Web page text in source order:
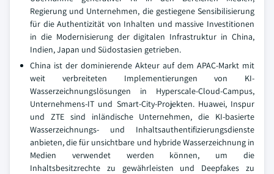
Regierung und Unternehmen, die gestiegene Sensibilisierung
für die Authentizität von Inhalten und massive Investitionen
in die Modernisierung der digitalen Infrastruktur in China,
Indien, Japan und Südostasien getrieben.
China ist der dominierende Akteur auf dem APAC-Markt mit
weit verbreiteten Implementierungen von KI-
Wasserzeichnungslösungen in Hyperscale-Cloud-Campus,
Unternehmens-IT und Smart-City-Projekten. Huawei, Inspur
und ZTE sind inländische Unternehmen, die KI-basierte
Wasserzeichnungs- und Inhaltsauthentifizierungsdienste
anbieten, die für unsichtbare und hybride Wasserzeichnung in
Medien verwendet werden können, um die
Inhaltsbesitzrechte zu gewährleisten und Deepfakes zu